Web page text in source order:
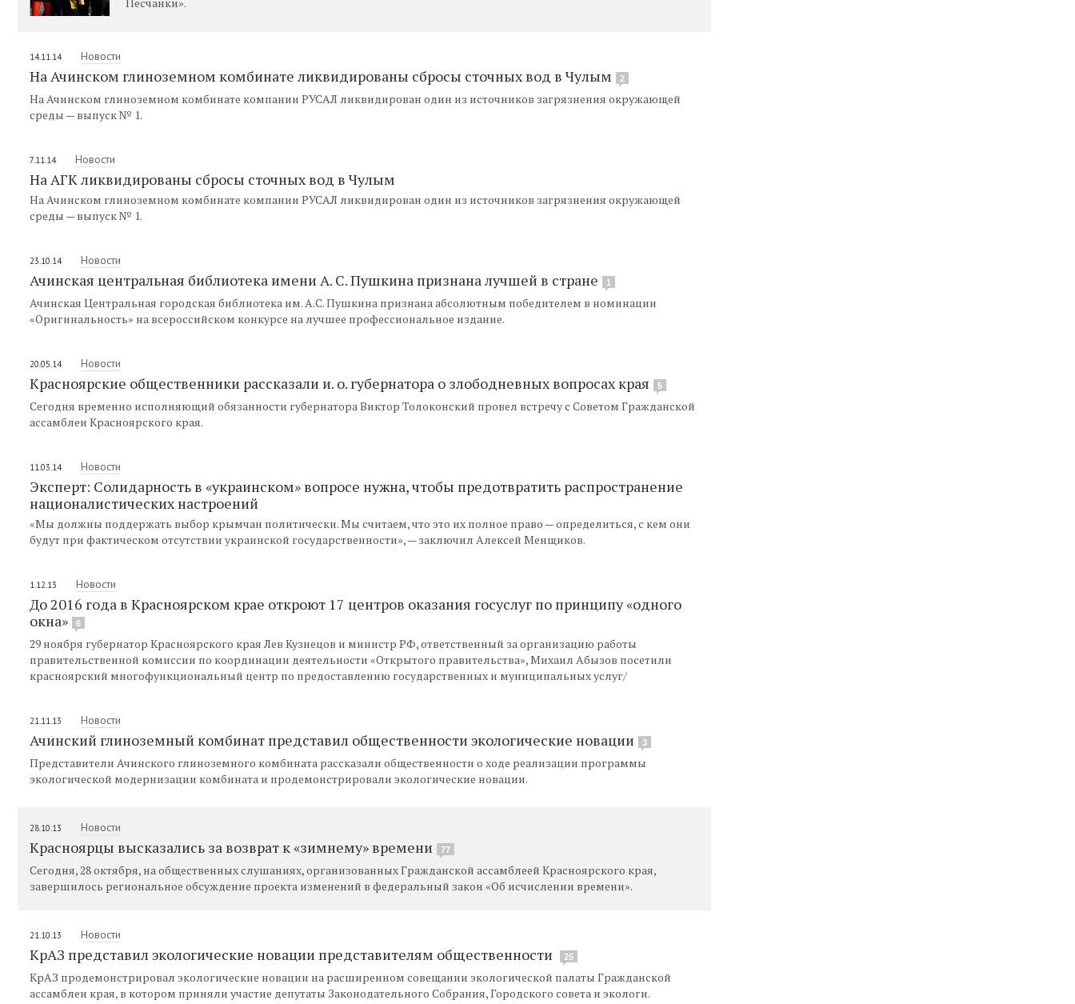
14.11.14 Новости
На Ачинском глиноземном комбинате ликвидированы сбросы сточных вод в Чулым 2
На Ачинском глиноземном комбинате компании РУСАЛ ликвидирован один из источников загрязнения окружающей
среды — выпуск № 1.
7.11.14 Новости
На АГК ликвидированы сбросы сточных вод в Чулым
На Ачинском глиноземном комбинате компании РУСАЛ ликвидирован один из источников загрязнения окружающей
среды — выпуск № 1.
23.10.14 Новости
Ачинская центральная библиотека имени А. С. Пушкина признана лучшей в стране 1
Ачинская Центральная городская библиотека им. А.С. Пушкина признана абсолютным победителем в номинации
«Оригинальность» на всероссийском конкурсе на лучшее профессиональное издание.
20.05.14 Новости
Красноярские общественники рассказали и. о. губернатора о злободневных вопросах края 5
Сегодня временно исполняющий обязанности губернатора Виктор Толоконский провел встречу с Советом Гражданской
ассамблеи Красноярского края.
11.03.14 Новости
Эксперт: Солидарность в «украинском» вопросе нужна, чтобы предотвратить распространение
националистических настроений
«Мы должны поддержать выбор крымчан политически. Мы считаем, что это их полное право — определиться, с кем они
будут при фактическом отсутствии украинской государственности», — заключил Алексей Менщиков.
1.12.13 Новости
До 2016 года в Красноярском крае откроют 17 центров оказания госуслуг по принципу «одного
окна»
6
29 ноября губернатор Красноярского края Лев Кузнецов и министр РФ, ответственный за организацию работы
правительственной комиссии по координации деятельности «Открытого правительства», Михаил Абызов посетили
красноярский многофункциональный центр по предоставлению государственных и муниципальных услуг/
21.11.13 Новости
Ачинский глиноземный комбинат представил общественности экологические новации 3
Представители Ачинского глиноземного комбината рассказали общественности о ходе реализации программы
экологической модернизации комбината и продемонстрировали экологические новации.
28.10.13 Новости
Красноярцы высказались за возврат к «зимнему» времени 77
Сегодня, 28 октября, на общественных слушаниях, организованных Гражданской ассамблеей Красноярского края,
завершилось региональное обсуждение проекта изменений в федеральный закон «Об исчислении времени».
21.10.13 Новости
КрАЗ представил экологические новации представителям общественности 25
КрАЗ продемонстрировал экологические новации на расширенном совещании экологической палаты Гражданской
ассамблеи края, в котором приняли участие депутаты Законодательного Собрания, Городского совета и экологи.